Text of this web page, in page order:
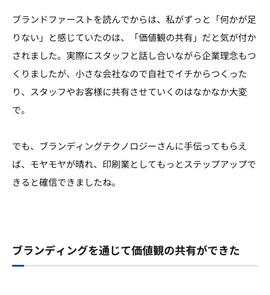
ブランドファーストを読んでからは、私がずっと「何かが足
りない」と感じていたのは、「価値観の共有」だと気が付か
されました。実際にスタッフと話し合いながら企業理念もつ
くりましたが、小さな会社なので自社でイチからつくった
り、スタッフやお客様に共有させていくのはなかなか大変
で。
でも、ブランディングテクノロジーさんに手伝ってもらえ
ば、モヤモヤが晴れ、印刷業としてもっとステップアップで
きると確信できましたね。
ブランディングを通じて価値観の共有ができた